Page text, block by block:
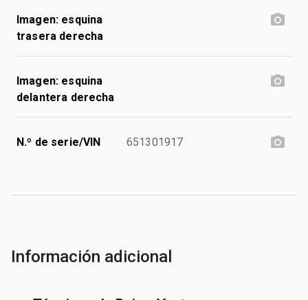
Imagen: esquina
trasera derecha
Imagen: esquina
delantera derecha
N.º de serie/VIN 651301917
Información adicional